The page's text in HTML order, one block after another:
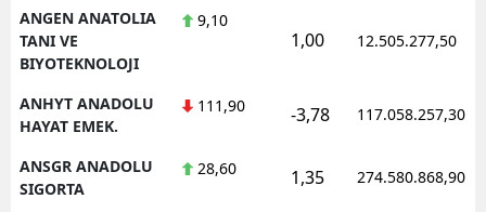
ANGEN ANATOLIA
TANI VE
BIYOTEKNOLOJI
9,10
1,00 12.505.277,50
ANHYT ANADOLU
HAYAT EMEK.
111,90 -3,78 117.058.257,30
ANSGR ANADOLU
SIGORTA
28,60 1,35 274.580.868,90